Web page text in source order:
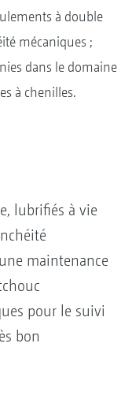
à double
mécaniques ;
dans le domaine
à chenilles.
lubrifiés à vie
maintenance
pour le suivi
bon